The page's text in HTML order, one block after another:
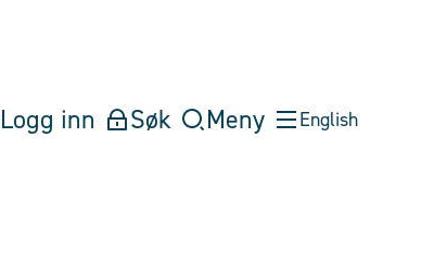
Logg inn Søk Meny English